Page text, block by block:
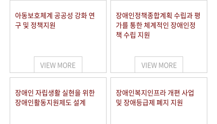
아동보호체계 공공성 강화 연
구 및 정책지원
VIEW MORE
장애인정책종합계획 수립과 평
가를 통한 체계적인 장애인정
책 수립 지원
VIEW MORE
장애인 자립생활 실현을 위한
장애인활동지원제도 설계
장애인복지인프라 개편 사업
및 장애등급제 폐지 지원